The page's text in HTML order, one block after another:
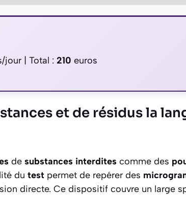
jour | Total : 210 euros
et de résidus la
de substances interdites comme des
du test permet de repérer des
directe. Ce dispositif couvre un large